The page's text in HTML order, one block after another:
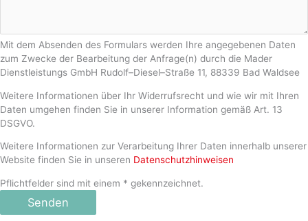
Mit dem Absenden des Formulars werden Ihre angegebenen Daten
zum Zwecke der Bearbeitung der Anfrage(n) durch die Mader
Dienstleistungs GmbH Rudolf–Diesel–Straße 11, 88339 Bad Waldsee
Weitere Informationen über Ihr Widerrufsrecht und wie wir mit Ihren
Daten umgehen finden Sie in unserer Information gemäß Art. 13
DSGVO.
Weitere Informationen zur Verarbeitung Ihrer Daten innerhalb unserer
Website finden Sie in unseren Datenschutzhinweisen
Pflichtfelder sind mit einem * gekennzeichnet.
Senden